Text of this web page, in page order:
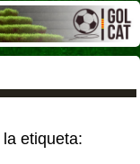
etiqueta: